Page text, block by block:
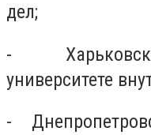
дел;
-
университете
-